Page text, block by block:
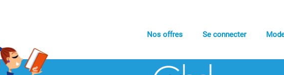
Nos offres Se connecter